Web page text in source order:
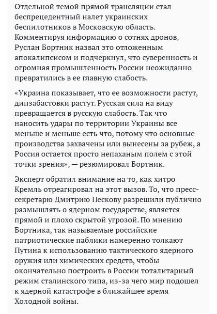
Отдельной темой прямой трансляции стал
беспрецедентный налет украинских
беспилотников в Московскую область.
Комментируя информацию о сотнях дронов,
Руслан Бортник назвал это отложенным
апокалипсисом и подчеркнул, что суверенность и
огромная промышленность России неожиданно
превратились в ее главную слабость.
«Украина показывает, что ее возможности растут,
дипзабастовки растут. Русская сила на виду
превращается в русскую слабость. Так что
наносить удары по территории Украины все
меньше и меньше есть что, потому что основные
производства захвачены или вынесены за рубеж, а
Россия остается просто непаханым полем с этой
точки зрения», — резюмировал Бортник.
Эксперт обратил внимание на то, как хитро
Кремль отреагировал на этот вызов. То, что пресс-
секретарю Дмитрию Пескову разрешили публично
размышлять о ядерном государстве, является
прямой и плохо скрытой угрозой. По мнению
Бортника, так называемые российские
патриотические паблики намеренно толкают
Путина к использованию тактического ядерного
оружия или химических средств, чтобы
окончательно построить в России тоталитарный
режим сталинского типа, из-за чего мир подошел
к ядерной катастрофе в ближайшее время
Холодной войны.